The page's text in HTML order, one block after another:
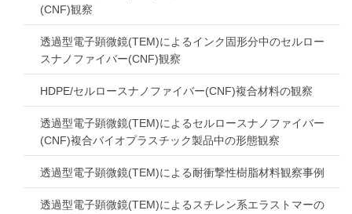
(CNF)観察
透過型電子顕微鏡(TEM)によるインク固形分中のセルロー
スナノファイバー(CNF)観察
HDPE/セルロースナノファイバー(CNF)複合材料の観察
透過型電子顕微鏡(TEM)によるセルロースナノファイバー
(CNF)複合バイオプラスチック製品中の形態観察
透過型電子顕微鏡(TEM)による耐衝撃性樹脂材料観察事例
透過型電子顕微鏡(TEM)によるスチレン系エラストマーの